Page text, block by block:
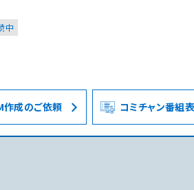
集合住宅オーナーの方
中
作成のご依頼 コミチャン番組表